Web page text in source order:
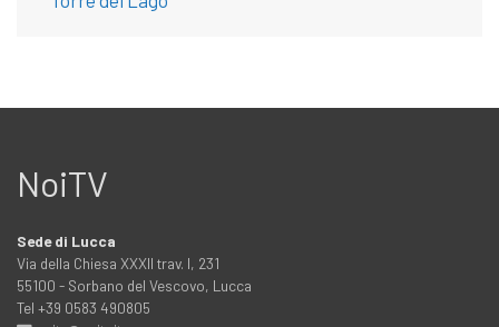
NoiTV
Sede di Lucca
Via della Chiesa XXXII trav. I, 231
55100 - Sorbano del Vescovo, Lucca
Tel +39 0583 490805